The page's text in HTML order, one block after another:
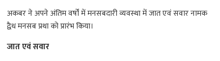
अकबर ने अपने अंतिम वर्षों में मनसबदारी व्यवस्था में जात एवं सवार नामक
द्वैध मनसब प्रथा को प्रारंभ किया।
जात एवं सवार